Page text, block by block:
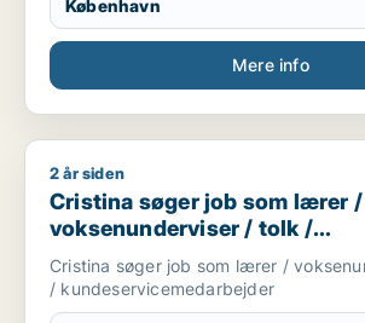
København
Mere info
Cristina søger job som lærer /
2 år siden
Cristina søger job som lærer /
voksenunderviser / tolk /
kundeservicemedarbejder
Cristina søger job som lærer /
/ kundeservicemedarbejder